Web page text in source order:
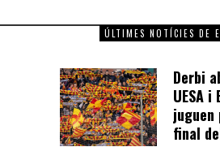
ÚLTIMES NOTÍCIES DE
Derbi
UESA i
juguen
final